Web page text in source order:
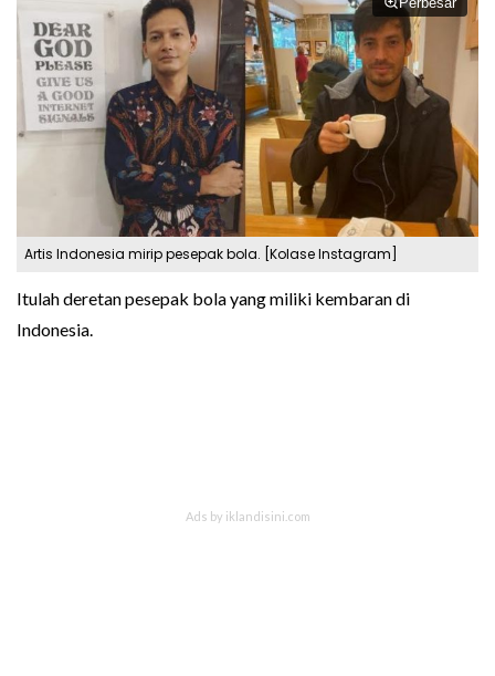
Artis Indonesia mirip pesepak bola. [Kolase Instagram]
Itulah deretan pesepak bola yang miliki kembaran di
Indonesia.